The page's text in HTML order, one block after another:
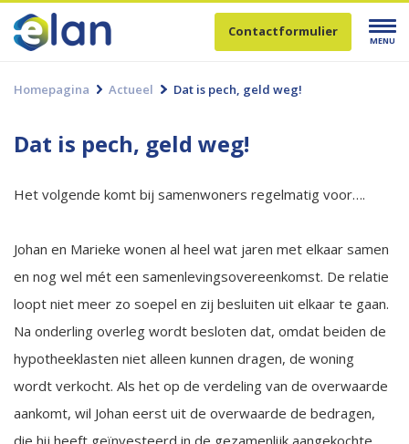
Contactformulier
MENU
Homepagina Actueel Dat is pech, geld weg!
Dat is pech, geld weg!
Het volgende komt bij samenwoners regelmatig voor….
Johan en Marieke wonen al heel wat jaren met elkaar samen
en nog wel mét een samenlevingsovereenkomst. De relatie
loopt niet meer zo soepel en zij besluiten uit elkaar te gaan.
Na onderling overleg wordt besloten dat, omdat beiden de
hypotheeklasten niet alleen kunnen dragen, de woning
wordt verkocht. Als het op de verdeling van de overwaarde
aankomt, wil Johan eerst uit de overwaarde de bedragen,
die hij heeft geïnvesteerd in de gezamenlijk aangekochte